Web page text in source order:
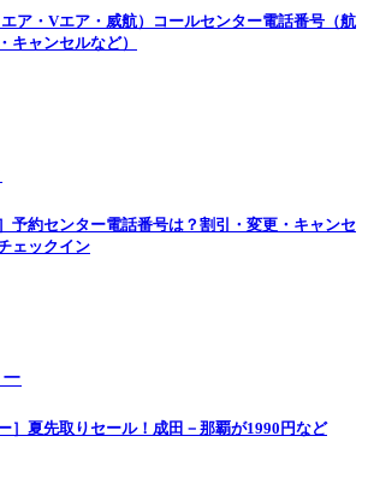
エア・Vエア・威航）コールセンター電話番号（航
キャンセルなど）
予約センター電話番号は？割引・変更・キャンセ
ェックイン
］夏先取りセール！成田－那覇が1990円など